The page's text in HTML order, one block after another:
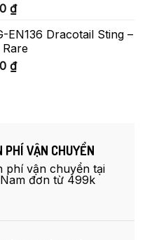
₫
EN136 Dracotail Sting –
₫
PHÍ VẬN CHUYỂN
phí vận chuyển tại
đơn từ 499k